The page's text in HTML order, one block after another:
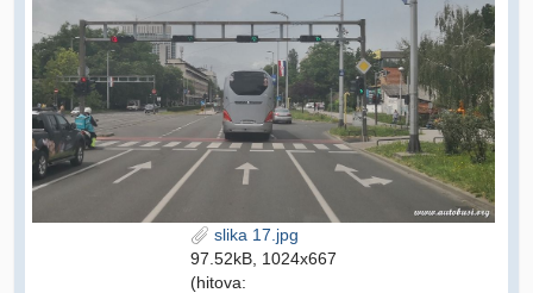
slika 17.jpg
97.52kB, 1024x667
(hitova: